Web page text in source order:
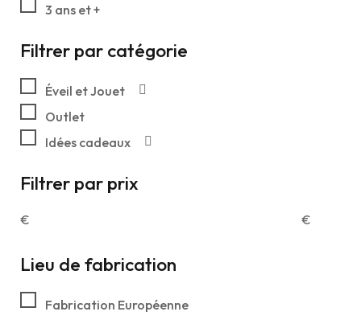
3 ans et +
Filtrer par catégorie
Éveil et Jouet
Outlet
Idées cadeaux
Filtrer par prix
€ €
Lieu de fabrication
Fabrication Européenne